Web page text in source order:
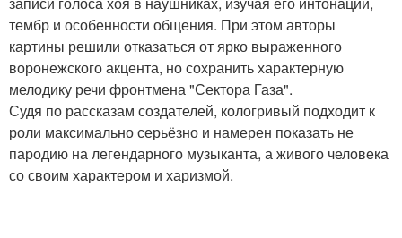
тембр и особенности общения. При этом авторы
картины решили отказаться от ярко выраженного
воронежского акцента, но сохранить характерную
мелодику речи фронтмена "Сектора Газа".
Судя по рассказам создателей, кологривый подходит к
роли максимально серьёзно и намерен показать не
пародию на легендарного музыканта, а живого человека
со своим характером и харизмой.